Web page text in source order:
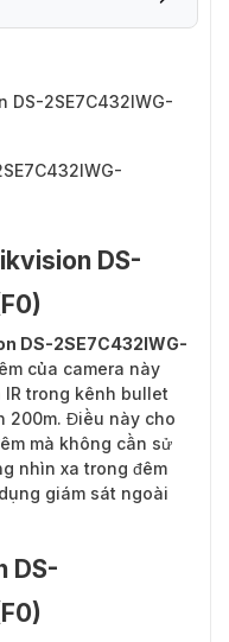
DS-2SE7C432IWG-
DS-
DS-2SE7C432IWG-
của camera này
trong kênh bullet
200m. Điều này cho
mà không cần sử
nhìn xa trong đêm
giám sát ngoài
DS-